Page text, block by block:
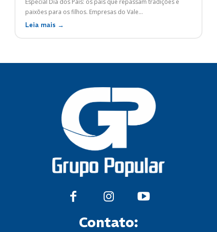
paixões para os filhos. Empresas do Vale...
Leia mais →
Contato: